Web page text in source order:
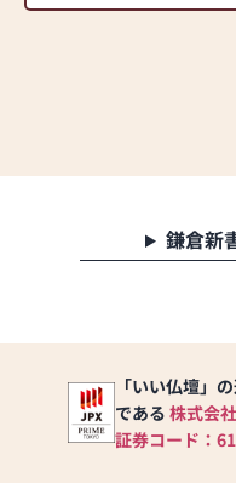
鎌倉新
「いい仏壇」
である 株式会
証券コード：